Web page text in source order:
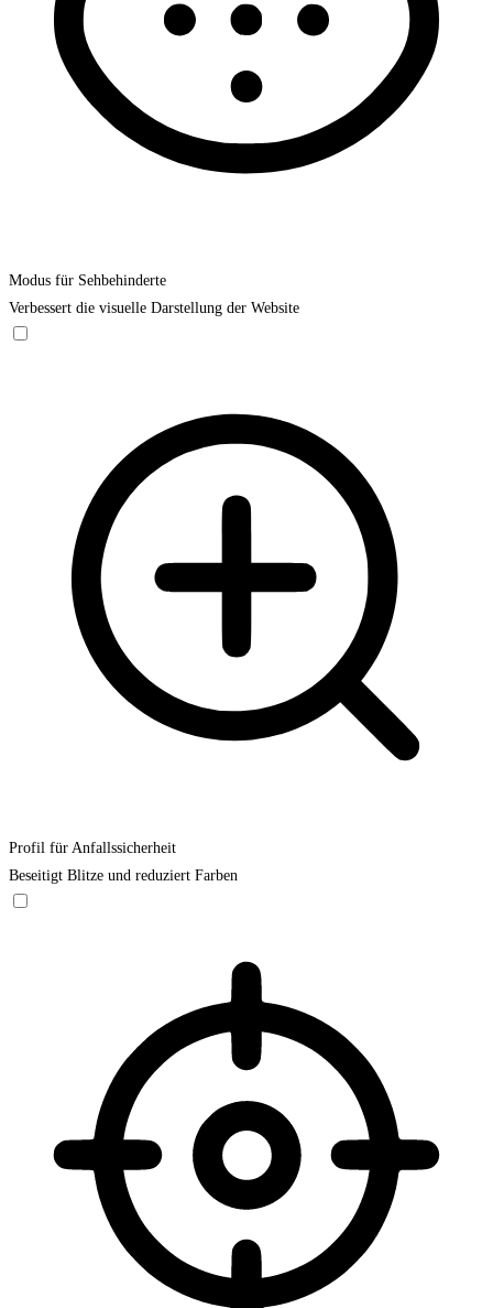
Modus für Sehbehinderte
Verbessert die visuelle Darstellung der Website
Profil für Anfallssicherheit
Beseitigt Blitze und reduziert Farben